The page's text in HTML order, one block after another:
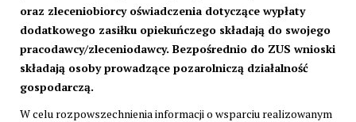
oraz zleceniobiorcy oświadczenia dotyczące wypłaty
dodatkowego zasiłku opiekuńczego składają do swojego
pracodawcy/zleceniodawcy. Bezpośrednio do ZUS wnioski
składają osoby prowadzące pozarolniczą działalność
gospodarczą.
W celu rozpowszechnienia informacji o wsparciu realizowanym